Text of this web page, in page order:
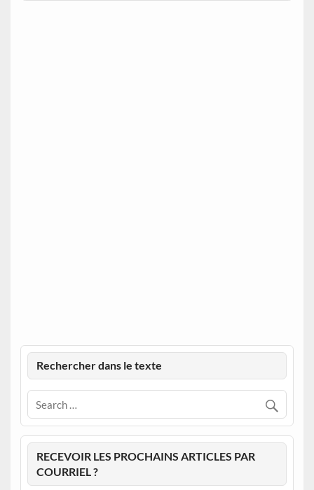
Rechercher dans le texte
RECEVOIR LES PROCHAINS ARTICLES PAR
COURRIEL ?